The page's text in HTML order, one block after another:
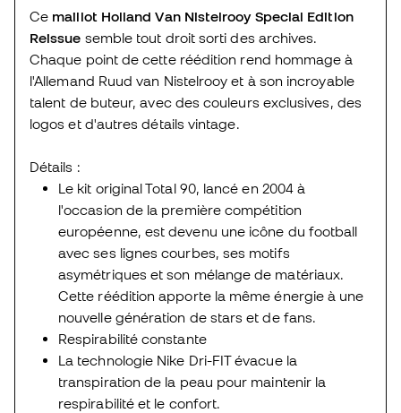
Ce maillot Holland Van Nistelrooy Special Edition
Reissue semble tout droit sorti des archives.
Chaque point de cette réédition rend hommage à
l'Allemand Ruud van Nistelrooy et à son incroyable
talent de buteur, avec des couleurs exclusives, des
logos et d'autres détails vintage.
Détails :
Le kit original Total 90, lancé en 2004 à
l'occasion de la première compétition
européenne, est devenu une icône du football
avec ses lignes courbes, ses motifs
asymétriques et son mélange de matériaux.
Cette réédition apporte la même énergie à une
nouvelle génération de stars et de fans.
Respirabilité constante
La technologie Nike Dri-FIT évacue la
transpiration de la peau pour maintenir la
respirabilité et le confort.